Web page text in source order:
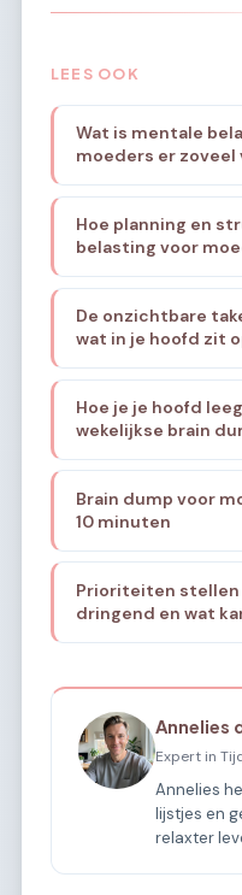
LEES OOK
Wat is mentale
moeders er zoveel
Hoe planning en
belasting voor
De onzichtbare
wat in je hoofd zit
Hoe je je hoofd
wekelijkse brain
Brain dump voor
10 minuten
Prioriteiten stellen
dringend en wat
Annelies
Expert in
Annelies
lijstjes en
relaxter